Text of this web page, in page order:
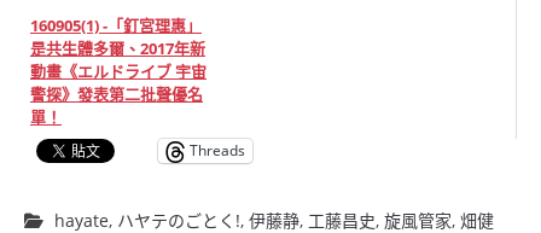
160905(1) -「釘宮理惠」
是共生體多爾、2017年新
動畫《エルドライブ 宇宙
警探》發表第二批聲優名
單！
Threads
hayate, ハヤテのごとく!, 伊藤静, 工藤昌史, 旋風管家, 畑健